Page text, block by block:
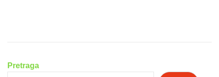
Pretraga